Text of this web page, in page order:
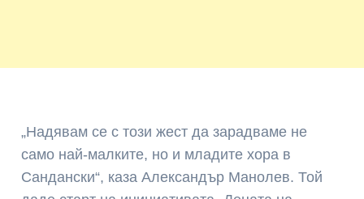
„Надявам се с този жест да зарадваме не
само най-малките, но и младите хора в
Сандански“, каза Александър Манолев. Той